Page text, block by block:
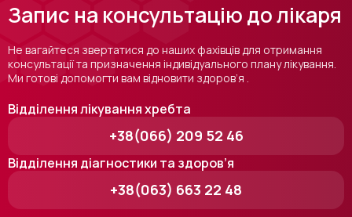
Запис на консультацію до лікаря
Не вагайтеся звертатися до наших фахівців для отримання
консультації та призначення індивідуального плану лікування.
Ми готові допомогти вам відновити здоров’я .
Відділення лікування хребта
+38(066) 209 52 46
Відділення діагностики та здоров’я
+38(063) 663 22 48